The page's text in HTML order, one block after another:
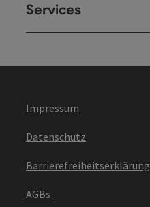
Services
Impressum
Datenschutz
Barrierefreiheitserklärung
AGBs